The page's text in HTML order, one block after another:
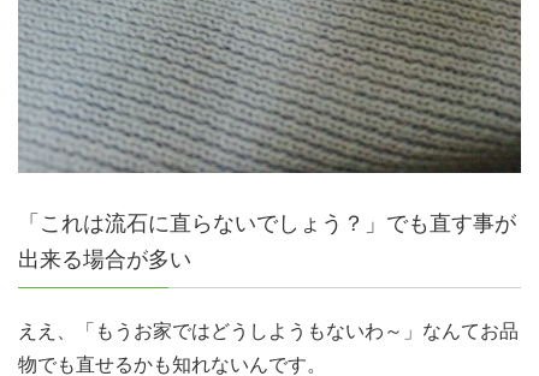
「これは流石に直らないでしょう？」でも直す事が
出来る場合が多い
ええ、「もうお家ではどうしようもないわ～」なんてお品
物でも直せるかも知れないんです。